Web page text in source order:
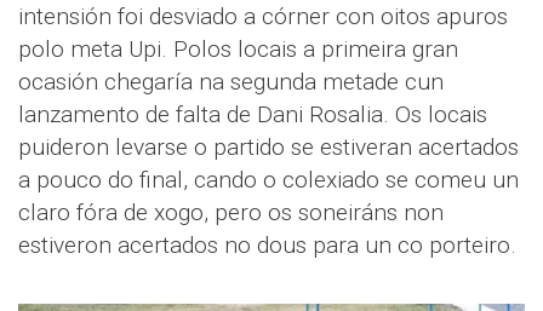
intensión foi desviado a córner con oitos apuros
polo meta Upi. Polos locais a primeira gran
ocasión chegaría na segunda metade cun
lanzamento de falta de Dani Rosalia. Os locais
puideron levarse o partido se estiveran acertados
a pouco do final, cando o colexiado se comeu un
claro fóra de xogo, pero os soneiráns non
estiveron acertados no dous para un co porteiro.